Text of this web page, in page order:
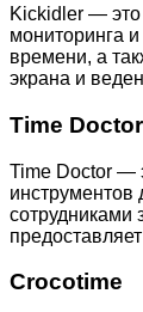
Kickidler —
мониторинга
времени, а
экрана и
Time Doctor
Time Doctor —
инструментов
сотрудниками
Crocotime